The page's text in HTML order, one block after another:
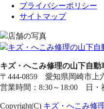
プライバシーポリシー
サイトマップ
キズ・へこみ修理の山下自動
〒444-0859 愛知県岡崎市上
営業時間：8:30～18:00 日・
Copyright(C) キズ・へこみ修